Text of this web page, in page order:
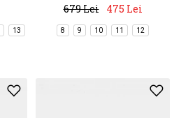
13
679 Lei
475 Lei
8 9 10 11 12